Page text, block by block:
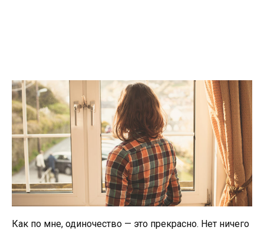
Как по мне, одиночество — это прекрасно. Нет ничего